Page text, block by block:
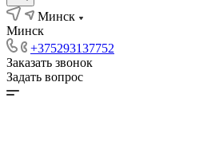
Минск
Минск
+375293137752
Заказать звонок
Задать вопрос